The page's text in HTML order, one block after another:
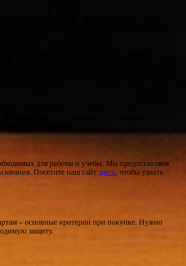
клиентов, предоставляя оригинальные
и нюансов, они станут вашим надежным
что вы приобретаете настоящие изделия,
экземпляр, наш сервис готов предложить вам
для бюджета, а также возможна недорогая
и университетами, создавая образцы
вашего доверия.
для работы и учебы. Мы предоставляем
Посетите наш сайт здесь, чтобы узнать
– основные критерии при покупке. Нужно
защиту.